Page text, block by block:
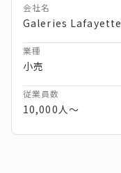
会社名
Galeries Lafayette
業種
小売
従業員数
10,000人～